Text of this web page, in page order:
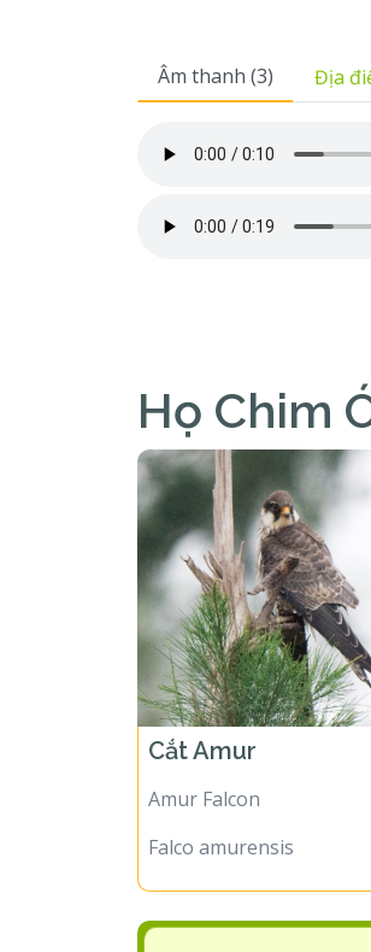
Âm thanh (3) Địa
Họ Chim
Cắt Amur
Amur Falcon
Falco amurensis